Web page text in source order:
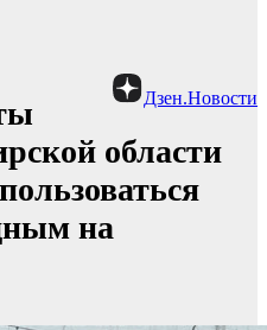
Дзен.Новости
области
на